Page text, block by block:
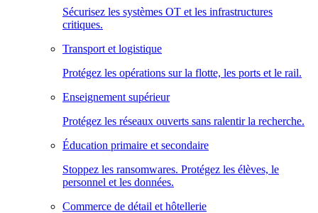
Sécurisez les systèmes OT et les infrastructures
critiques.
Transport et logistique
Protégez les opérations sur la flotte, les ports et le rail.
Enseignement supérieur
Protégez les réseaux ouverts sans ralentir la recherche.
Éducation primaire et secondaire
Stoppez les ransomwares. Protégez les élèves, le
personnel et les données.
Commerce de détail et hôtellerie